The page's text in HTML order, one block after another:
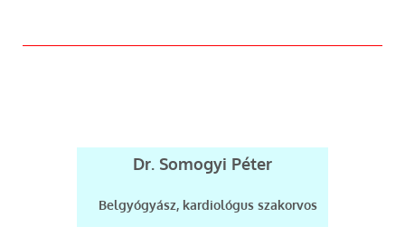
Dr. Somogyi Péter
Belgyógyász, kardiológus szakorvos